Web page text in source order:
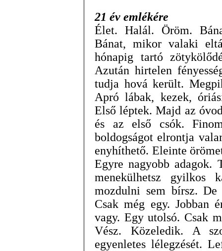
21 év emlékére
Élet. Halál. Öröm.
Bánat, mikor valaki
hónapig tartó
Azután hirtelen
tudja hová került.
Apró lábak, kezek,
Első léptek. Majd az
és az első csók.
boldogságot elrontja
enyhíthető. Eleinte
Egyre nagyobb adagok.
menekülhetsz gyilkos
mozdulni sem bírsz.
Csak még egy. Jobban
vagy. Egy utolsó. Csak
Vész. Közeledik. A
egyenletes lélegzését.